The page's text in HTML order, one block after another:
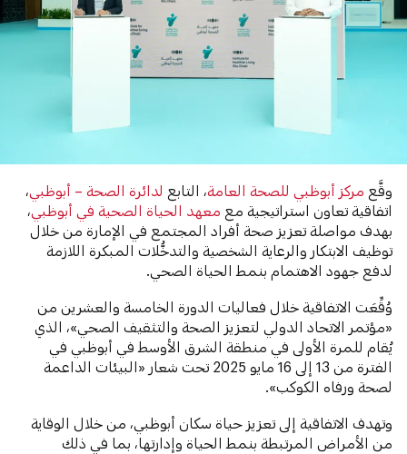
وقَّع مركز أبوظبي للصحة العامة، التابع لدائرة الصحة – أبوظبي ،
اتفاقية تعاون استراتيجية مع معهد الحياة الصحية في أبوظبي ،
بهدف مواصلة تعزيز صحة أفراد المجتمع في الإمارة من خلال
توظيف الابتكار والرعاية الشخصية والتدخُّلات المبكرة اللازمة
لدفع جهود الاهتمام بنمط الحياة الصحي.
وُقِّعَت الاتفاقية خلال فعاليات الدورة الخامسة والعشرين من
«مؤتمر الاتحاد الدولي لتعزيز الصحة والتثقيف الصحي»، الذي
يُقام للمرة الأولى في منطقة الشرق الأوسط في أبوظبي في
الفترة من 13 إلى 16 مايو 2025 تحت شعار «البيئات الداعمة
لصحة ورفاه الكوكب».
وتهدف الاتفاقية إلى تعزيز حياة سكان أبوظبي، من خلال الوقاية
من الأمراض المرتبطة بنمط الحياة وإدارتها، بما في ذلك